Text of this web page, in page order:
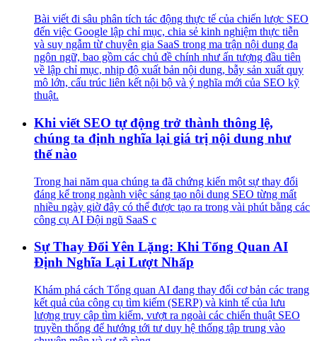
Bài viết đi sâu phân tích tác động thực tế của chiến lược SEO
đến việc Google lập chỉ mục, chia sẻ kinh nghiệm thực tiễn
và suy ngẫm từ chuyên gia SaaS trong ma trận nội dung đa
ngôn ngữ, bao gồm các chủ đề chính như ấn tượng đầu tiên
về lập chỉ mục, nhịp độ xuất bản nội dung, bẫy sản xuất quy
mô lớn, cấu trúc liên kết nội bộ và ý nghĩa mới của SEO kỹ
thuật.
Khi viết SEO tự động trở thành thông lệ,
chúng ta định nghĩa lại giá trị nội dung như
thế nào
Trong hai năm qua chúng ta đã chứng kiến một sự thay đổi
đáng kể trong ngành việc sáng tạo nội dung SEO từng mất
nhiều ngày giờ đây có thể được tạo ra trong vài phút bằng các
công cụ AI Đội ngũ SaaS c
Sự Thay Đổi Yên Lặng: Khi Tổng Quan AI
Định Nghĩa Lại Lượt Nhấp
Khám phá cách Tổng quan AI đang thay đổi cơ bản các trang
kết quả của công cụ tìm kiếm (SERP) và kinh tế của lưu
lượng truy cập tìm kiếm, vượt ra ngoài các chiến thuật SEO
truyền thống để hướng tới tư duy hệ thống tập trung vào